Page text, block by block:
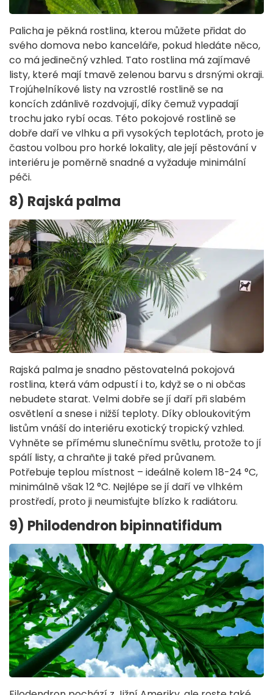
Palicha je pěkná rostlina, kterou můžete přidat do
svého domova nebo kanceláře, pokud hledáte něco,
co má jedinečný vzhled. Tato rostlina má zajímavé
listy, které mají tmavě zelenou barvu s drsnými okraji.
Trojúhelníkové listy na vzrostlé rostlině se na
koncích zdánlivě rozdvojují, díky čemuž vypadají
trochu jako rybí ocas. Této pokojové rostlině se
dobře daří ve vlhku a při vysokých teplotách, proto je
častou volbou pro horké lokality, ale její pěstování v
interiéru je poměrně snadné a vyžaduje minimální
péči.
8) Rajská palma
Rajská palma je snadno pěstovatelná pokojová
rostlina, která vám odpustí i to, když se o ni občas
nebudete starat. Velmi dobře se jí daří při slabém
osvětlení a snese i nižší teploty. Díky obloukovitým
listům vnáší do interiéru exotický tropický vzhled.
Vyhněte se přímému slunečnímu světlu, protože to jí
spálí listy, a chraňte ji také před průvanem.
Potřebuje teplou místnost – ideálně kolem 18-24 °C,
minimálně však 12 °C. Nejlépe se jí daří ve vlhkém
prostředí, proto ji neumisťujte blízko k radiátoru.
9) Philodendron bipinnatifidum